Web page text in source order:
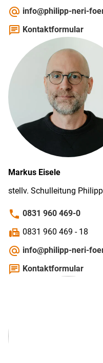
alternate_email info@philipp-neri-
chat Kontaktformular
Markus Eisele
stellv. Schul­leitung
phone 0831 960 469-0
fax 0831 960 469 - 18
alternate_email info@philipp-neri-
chat Kontaktformular